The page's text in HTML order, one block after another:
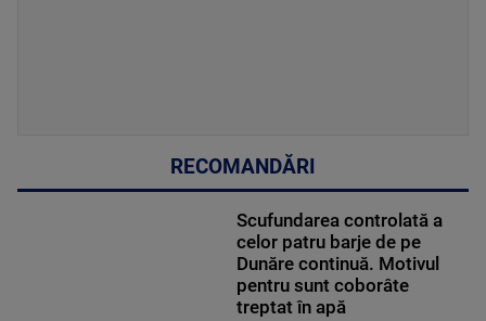
RECOMANDĂRI
Scufundarea controlată a
celor patru barje de pe
Dunăre continuă. Motivul
pentru sunt coborâte
treptat în apă